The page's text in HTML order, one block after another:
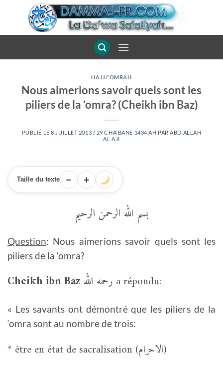
HAJJ/'OMRAH
Nous aimerions savoir quels sont les
piliers de la ‘omra? (Cheikh ibn Baz)
PUBLIÉ LE8 JUILLET 2013 / 29 CHA'BÂNE 1434 AH PAR ABD ALLAH
AL AJI
Taille du texte − +
بسم الله الرحمن الرحيم
Question: Nous aimerions savoir quels sont les
piliers de la ‘omra?
Cheikh ibn Baz رحمه الله a répondu:
« Les savants ont démontré que les piliers de la
‘omra sont au nombre de trois:
* être en état de sacralisation (الاحرام)